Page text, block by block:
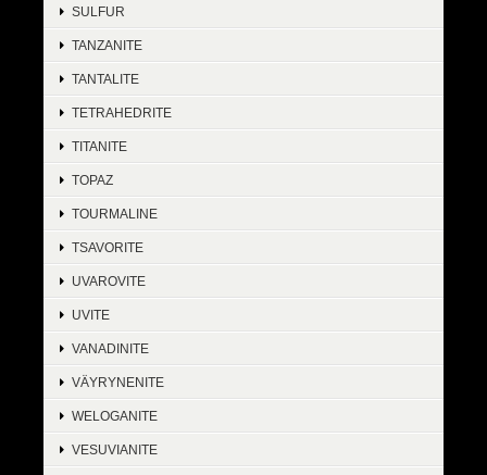
SULFUR
TANZANITE
TANTALITE
TETRAHEDRITE
TITANITE
TOPAZ
TOURMALINE
TSAVORITE
UVAROVITE
UVITE
VANADINITE
VÄYRYNENITE
WELOGANITE
VESUVIANITE